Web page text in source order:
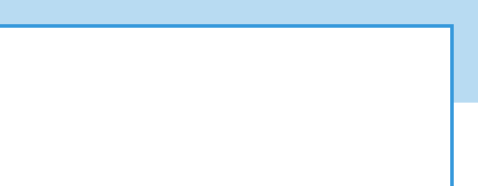
sklepie online będą przyjmowane
za Państwa wyrozumiałość .